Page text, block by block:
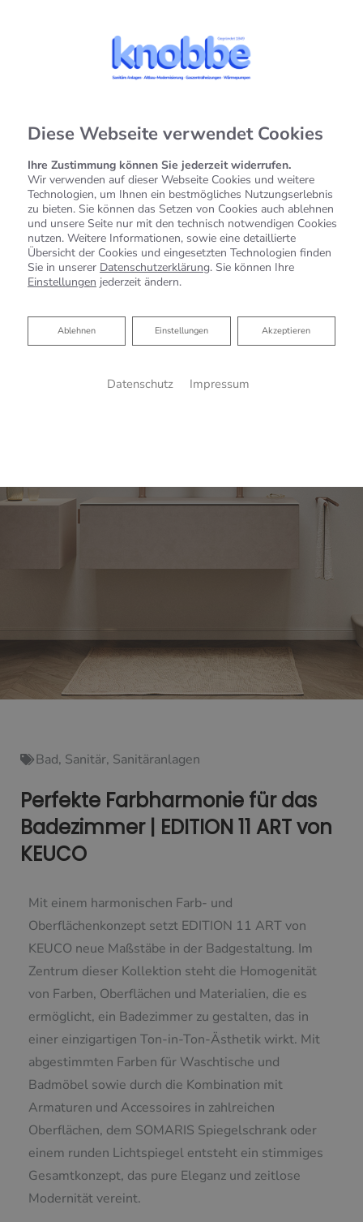
Bad, Sanitär, Sanitäranlagen
Perfekte Farbharmonie für das
Badezimmer | EDITION 11 ART von
KEUCO
Mit einem harmonischen Farb- und
Oberflächenkonzept setzt EDITION 11 ART von
KEUCO neue Maßstäbe in der Badgestaltung. Im
Zentrum dieser Kollektion steht die Homogenität
von Farben, Oberflächen und Materialien, die es
ermöglicht, ein Badezimmer zu gestalten, das in
einer einzigartigen Ton-in-Ton-Ästhetik wirkt. Mit
abgestimmten Farben für Waschtische und
Badmöbel sowie durch die Kombination mit
Armaturen und Accessoires in zahlreichen
Oberflächen, dem SOMARIS Spiegelschrank oder
einem runden Lichtspiegel entsteht ein stimmiges
Gesamtkonzept, das pure Eleganz und zeitlose
Modernität vereint.
Diese Webseite verwendet Cookies
Ihre Zustimmung können Sie jederzeit widerrufen.
Wir verwenden auf dieser Webseite Cookies und weitere
Technologien, um Ihnen ein bestmögliches Nutzungserlebnis
zu bieten. Sie können das Setzen von Cookies auch ablehnen
und unsere Seite nur mit den technisch notwendigen Cookies
nutzen. Weitere Informationen, sowie eine detaillierte
Übersicht der Cookies und eingesetzten Technologien finden
Sie in unserer Datenschutzerklärung. Sie können Ihre
Einstellungen jederzeit ändern.
Akzeptieren
Einstellungen
Ablehnen
Ablehnen
Datenschutz Impressum